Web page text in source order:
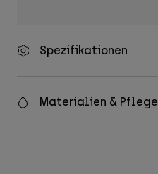
Spezifikationen
Materialien & Pflege